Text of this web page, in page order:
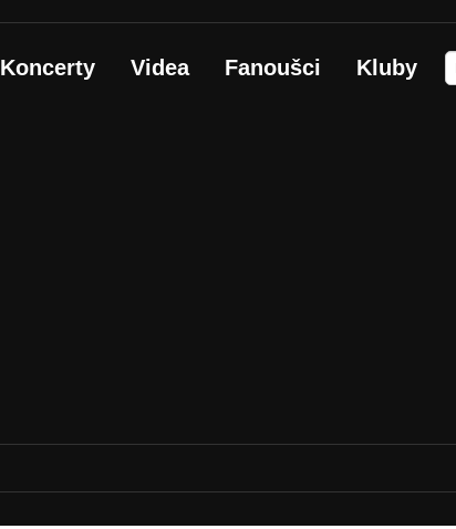
Koncerty Videa Fanoušci Kluby